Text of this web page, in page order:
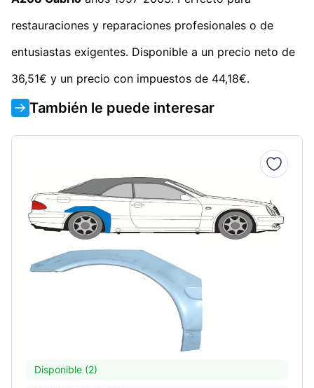
restauraciones y reparaciones profesionales o de
entusiastas exigentes. Disponible a un precio neto de
36,51€ y un precio con impuestos de 44,18€.
También le puede interesar
Disponible (2)